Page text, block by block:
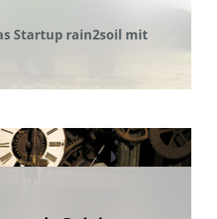
Startup rain2soil mit